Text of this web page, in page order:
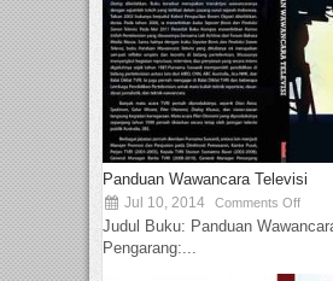
Panduan Wawancara Televisi
Jul 10, 2014 Comments Off
Judul Buku: Panduan
Pengarang:...